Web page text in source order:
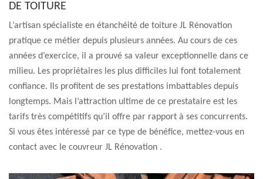
DE TOITURE
L’artisan spécialiste en étanchéité de toiture JL Rénovation
pratique ce métier depuis plusieurs années. Au cours de ces
années d’exercice, il a prouvé sa valeur exceptionnelle dans ce
milieu. Les propriétaires les plus difficiles lui font totalement
confiance. Ils profitent de ses prestations imbattables depuis
longtemps. Mais l’attraction ultime de ce prestataire est les
tarifs très compétitifs qu’il offre par rapport à ses concurrents.
Si vous êtes intéressé par ce type de bénéfice, mettez-vous en
contact avec le couvreur JL Rénovation .